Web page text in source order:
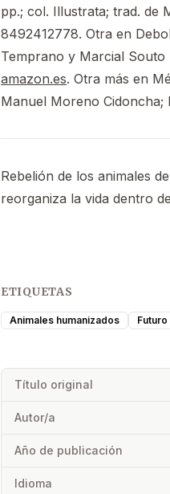
pp.; col. Illustrata; trad. de
8492412778. Otra en
Temprano y Marcial
amazon.es. Otra más en
Manuel Moreno
Rebelión de los animales
reorganiza la vida dentro
ETIQUETAS
Animales humanizados
Título original
Autor/a
Año de publicación
Idioma